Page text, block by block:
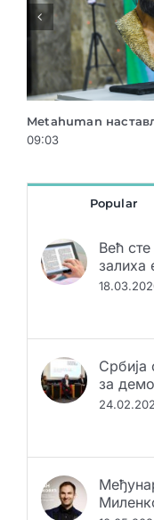
по Србији
Popular
Већ
залиха
Србија
за